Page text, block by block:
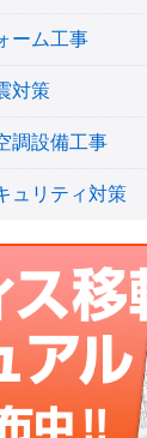
ーム工事
対策
調設備工事
ュリティ対策